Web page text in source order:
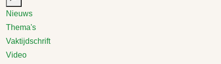
Nieuws
Thema's
Vaktijdschrift
Video